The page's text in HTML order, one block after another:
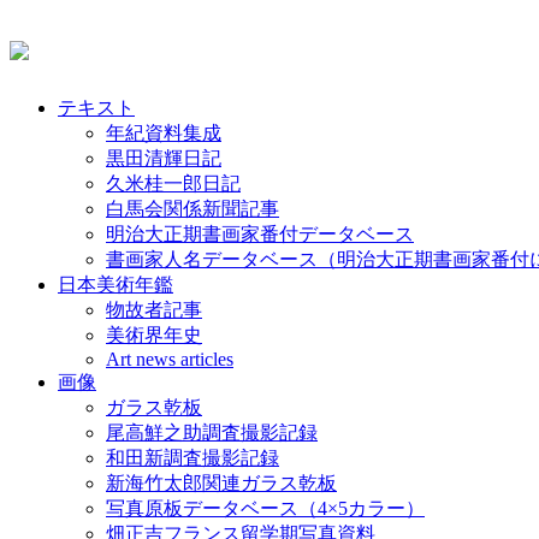
テキスト
年紀資料集成
黒田清輝日記
久米桂一郎日記
白馬会関係新聞記事
明治大正期書画家番付データベース
書画家人名データベース（明治大正期書画家番付
日本美術年鑑
物故者記事
美術界年史
Art news articles
画像
ガラス乾板
尾高鮮之助調査撮影記録
和田新調査撮影記録
新海竹太郎関連ガラス乾板
写真原板データベース（4×5カラー）
畑正吉フランス留学期写真資料